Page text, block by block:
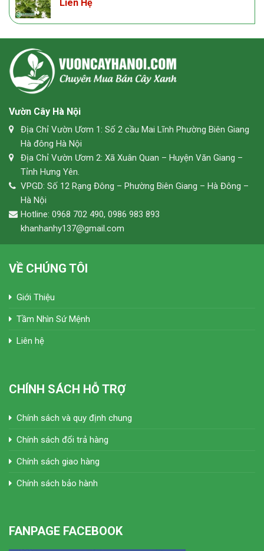
Liên Hệ
Vườn Cây Hà Nội
Địa Chỉ Vườn Ươm 1: Số 2 cầu Mai Lĩnh Phường Biên Giang
Hà đông Hà Nội
Địa Chỉ Vườn Ươm 2: Xã Xuân Quan – Huyện Văn Giang –
Tỉnh Hưng Yên.
VPGD: Số 12 Rạng Đông – Phường Biên Giang – Hà Đông –
Hà Nội
Hotline: 0968 702 490, 0986 983 893
khanhanhy137@gmail.com
VỀ CHÚNG TÔI
Giới Thiệu
Tầm Nhìn Sứ Mệnh
Liên hệ
CHÍNH SÁCH HỖ TRỢ
Chính sách và quy định chung
Chính sách đổi trả hàng
Chính sách giao hàng
Chính sách bảo hành
FANPAGE FACEBOOK